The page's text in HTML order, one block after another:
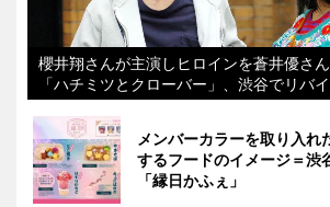
櫻井翔さんが主演しヒロインを蒼井優さ
「ハチミツとクローバー」、渋谷でリバ
メンバーカラーを取り入れ
するフードのイメージ＝渋
「縁日かふぇ」